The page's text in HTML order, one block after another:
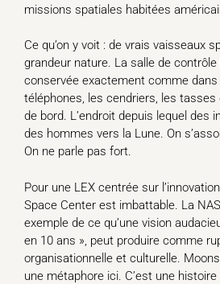
missions spatiales habitées
Ce qu’on y voit : de vrais vaisseaux
grandeur nature. La salle de
conservée exactement comme
téléphones, les cendriers, les
de bord. L’endroit depuis lequel des
des hommes vers la Lune. On
On ne parle pas fort.
Pour une LEX centrée sur
Space Center est imbattable. La
exemple de ce qu’une vision
en 10 ans », peut produire comme
organisationnelle et culturelle.
une métaphore ici. C’est une